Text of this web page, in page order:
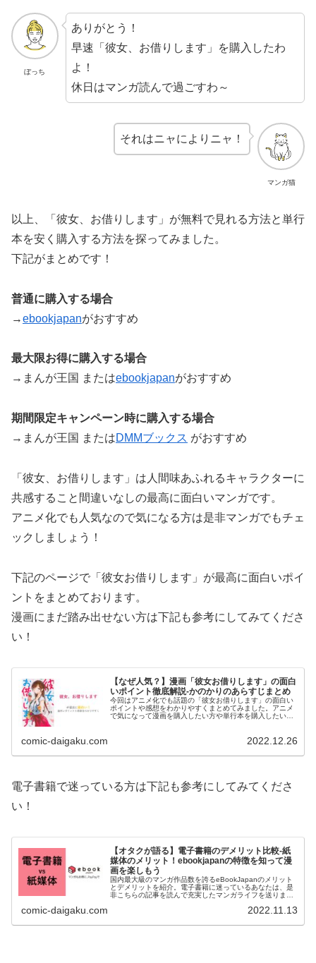
ぼっち
ありがとう！
早速「彼女、お借りします」を購入したわ
よ！
休日はマンガ読んで過ごすわ～
マンガ猫
それはニャによりニャ！
以上、「彼女、お借りします」が無料で見れる方法と単行
本を安く購入する方法を探ってみました。
下記がまとめです！
普通に購入する場合
→ebookjapanがおすすめ
最大限お得に購入する場合
→まんが王国 またはebookjapanがおすすめ
期間限定キャンペーン時に購入する場合
→まんが王国 またはDMMブックス がおすすめ
「彼女、お借りします」は人間味あふれるキャラクターに
共感すること間違いなしの最高に面白いマンガです。
アニメ化でも人気なので気になる方は是非マンガでもチェ
ックしましょう！
下記のページで「彼女お借りします」が最高に面白いポイ
ントをまとめております。
漫画にまだ踏み出せない方は下記も参考にしてみてくださ
い！
【なぜ人気？】漫画「彼女お借りします」の面白
いポイント徹底解説-かのかりのあらすじまとめ
今回はアニメ化でも話題の「彼女お借りします」の面白い
ポイントや感想をわかりやすくまとめてみました。アニメ
で気になって漫画を購入したい方や単行本を購入したい方
comic-daigaku.com 2022.12.26
電子書籍で迷っている方は下記も参考にしてみてくださ
い！
【オタクが語る】電子書籍のデメリット比較-紙
媒体のメリット！ebookjapanの特徴を知って漫
画を楽しもう
国内最大級のマンガ作品数を誇るeBookJapanのメリット
とデメリットを紹介。電子書籍に迷っているあなたは、是
非こちらの記事を読んで充実したマンガライフを送りまし
comic-daigaku.com 2022.11.13